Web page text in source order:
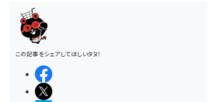
この記事をシェアしてほしいタヌ！